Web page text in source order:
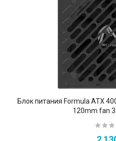
Блок питания Formula ATX
120mm fan